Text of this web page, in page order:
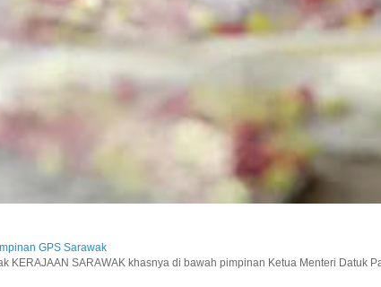
GPS Sarawak
KERAJAAN SARAWAK khasnya di bawah pimpinan Ketua Menteri Datuk